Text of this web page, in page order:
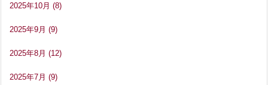
2025年10月 (8)
2025年9月 (9)
2025年8月 (12)
2025年7月 (9)